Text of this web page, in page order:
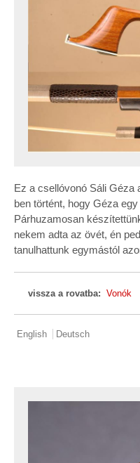
Ez a csellóvonó Sáli Géza
ben történt, hogy Géza
Párhuzamosan
nekem adta az övét, én
tanulhattunk egymástól
vissza a rovatba: Vonók
English Deutsch